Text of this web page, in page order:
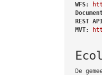
WFS:
REST
MVT:
De